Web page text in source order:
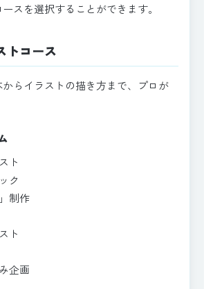
スを選択することができます。
トコース
らイラストの描き方まで、プロが
ト
ク
制作
ト
企画